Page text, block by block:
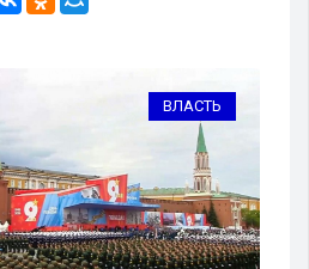
ВЛАСТЬ